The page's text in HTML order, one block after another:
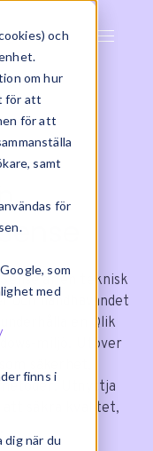
och
om hur
för att
för att
samt
för
som
med
finns i
dig när du
är en teknisk
och handhavandet
en Qlik
miljö. Utöver
Utnyttja
att säkra kvalitet,